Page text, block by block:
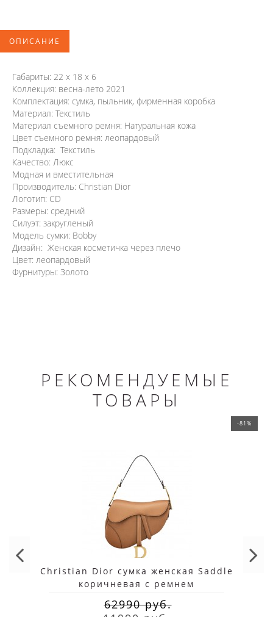
ОПИСАНИЕ
Габариты: 22 x 18 x 6
Коллекция: весна-лето 2021
Комплектация: сумка, пыльник, фирменная коробка
Материал: Текстиль
Материал съемного ремня: Натуральная кожа
Цвет съемного ремня: леопардовый
Подкладка: Текстиль
Качество: Люкс
Модная и вместительная
Производитель: Christian Dior
Логотип: CD
Размеры: средний
Силуэт: закругленый
Модель сумки: Bobby
Дизайн: Женская косметичка через плечо
Цвет: леопардовый
Фурнитуры: Золото
РЕКОМЕНДУЕМЫЕ
ТОВАРЫ
-81%
Christian Dior сумка женская Saddle
коричневая с ремнем
62990 руб.